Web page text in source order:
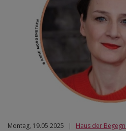
Montag, 19.05.2025 | Haus der